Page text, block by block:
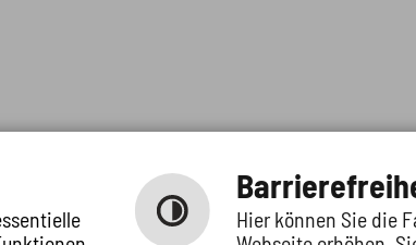
Hier können Sie die